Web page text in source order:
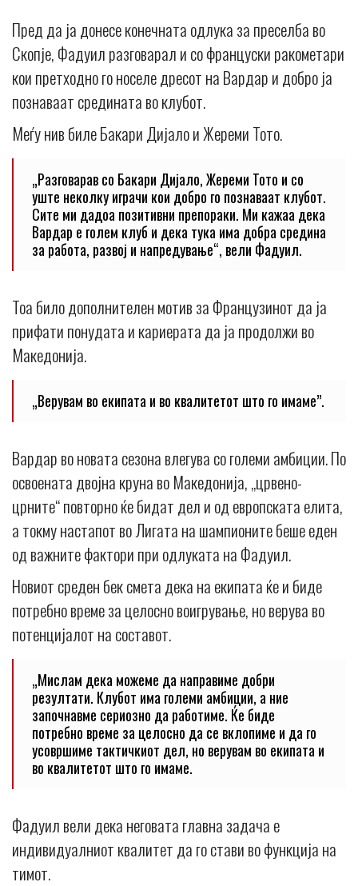
Пред да ја донесе конечната одлука за преселба во
Скопје, Фадуил разговарал и со француски ракометари
кои претходно го носеле дресот на Вардар и добро ја
познаваат средината во клубот.
Меѓу нив биле Бакари Дијало и Жереми Тото.
„Разговарав со Бакари Дијало, Жереми Тото и со
уште неколку играчи кои добро го познаваат клубот.
Сите ми дадоа позитивни препораки. Ми кажаа дека
Вардар е голем клуб и дека тука има добра средина
за работа, развој и напредување“, вели Фадуил.
Тоа било дополнителен мотив за Французинот да ја
прифати понудата и кариерата да ја продолжи во
Македонија.
„Верувам во екипата и во квалитетот што го имаме”.
Вардар во новата сезона влегува со големи амбиции. По
освоената двојна круна во Македонија, „црвено-
црните“ повторно ќе бидат дел и од европската елита,
а токму настапот во Лигата на шампионите беше еден
од важните фактори при одлуката на Фадуил.
Новиот среден бек смета дека на екипата ќе и биде
потребно време за целосно воигрување, но верува во
потенцијалот на составот.
„Мислам дека можеме да направиме добри
резултати. Клубот има големи амбиции, а ние
започнавме сериозно да работиме. Ќе биде
потребно време за целосно да се вклопиме и да го
усовршиме тактичкиот дел, но верувам во екипата и
во квалитетот што го имаме.
Фадуил вели дека неговата главна задача е
индивидуалниот квалитет да го стави во функција на
тимот.